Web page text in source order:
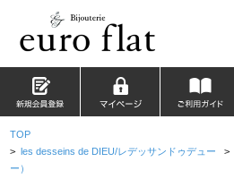
TOP
> les desseins de DIEU/レデッサンドゥデュー >
ー）